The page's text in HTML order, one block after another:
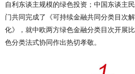
自利东谈主规模的绿色投资；中国东谈主
门共同完成了《可持续金融共同分类目
化》，就中欧两方绿色金融分类目次开展
色分类法式协同作出热切孝敬。